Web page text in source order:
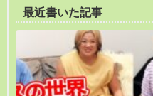
最近書いた記事